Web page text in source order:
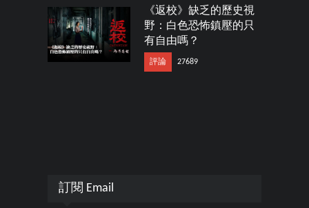
《返校》缺乏的歷史視
野：白色恐怖鎮壓的只
有自由嗎？
評論 27689
訂閱 Email